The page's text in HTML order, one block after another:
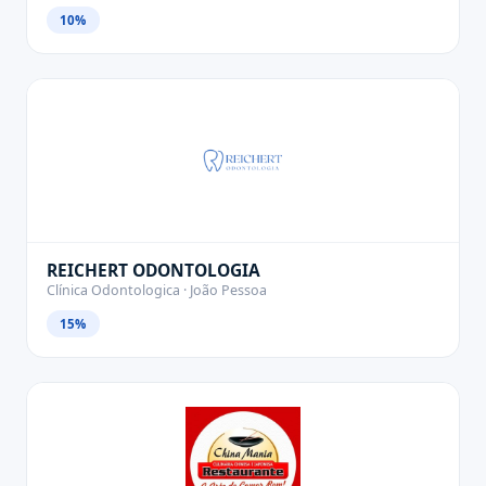
10%
REICHERT ODONTOLOGIA
Clínica Odontologica · João Pessoa
15%